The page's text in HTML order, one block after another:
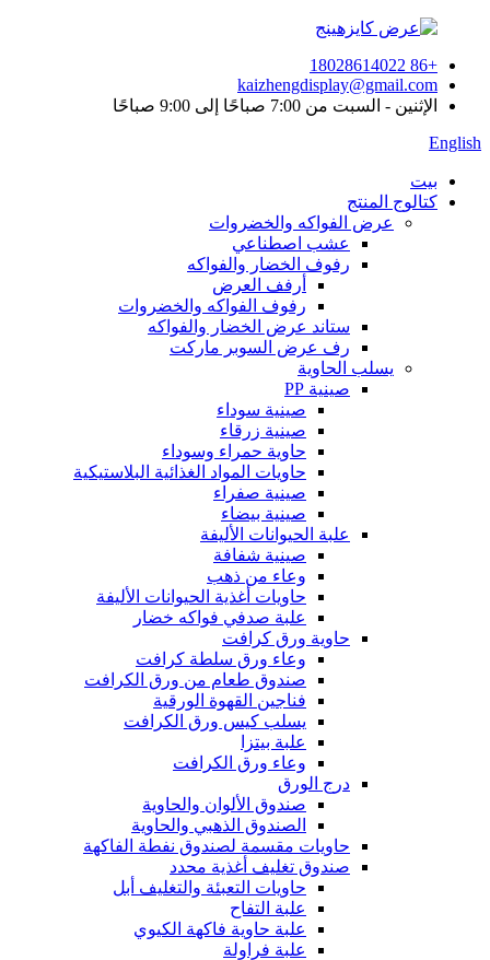
+86 18028614022
kaizhengdisplay@gmail.com
الإثنين - السبت من 7:00 صباحًا إلى 9:00 صباحًا
English
بيت
كتالوج المنتج
عرض الفواكه والخضروات
عشب اصطناعي
رفوف الخضار والفواكه
أرفف العرض
رفوف الفواكه والخضروات
ستاند عرض الخضار والفواكه
رف عرض السوبر ماركت
يسلب الحاوية
صينية PP
صينية سوداء
صينية زرقاء
حاوية حمراء وسوداء
حاويات المواد الغذائية البلاستيكية
صينية صفراء
صينية بيضاء
علبة الحيوانات الأليفة
صينية شفافة
وعاء من ذهب
حاويات أغذية الحيوانات الأليفة
علبة صدفي فواكه خضار
حاوية ورق كرافت
وعاء ورق سلطة كرافت
صندوق طعام من ورق الكرافت
فناجين القهوة الورقية
يسلب كيس ورق الكرافت
علبة بيتزا
وعاء ورق الكرافت
درج الورق
صندوق الألوان والحاوية
الصندوق الذهبي والحاوية
حاويات مقسمة لصندوق نفطة الفاكهة
صندوق تغليف أغذية محدد
حاويات التعبئة والتغليف أبل
علبة التفاح
علبة حاوية فاكهة الكيوي
علبة فراولة